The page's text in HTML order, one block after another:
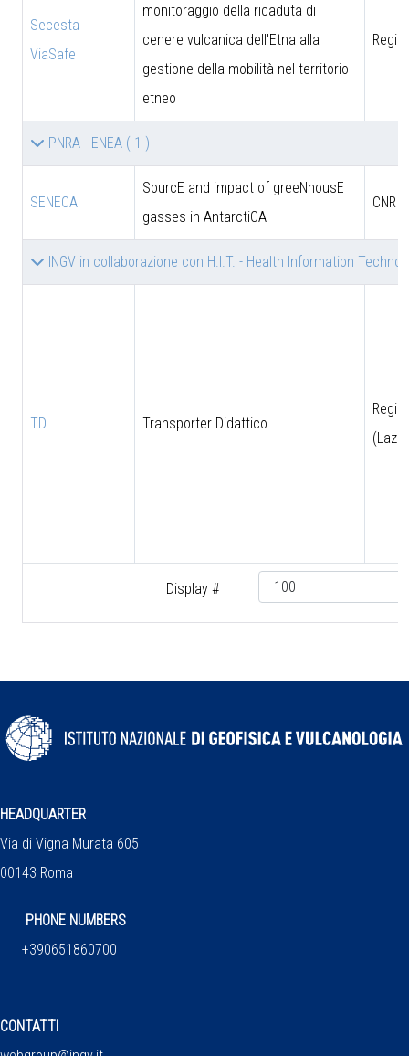
Display #
Secesta
ViaSafe
monitoraggio della ricaduta di
cenere vulcanica dell'Etna alla
gestione della mobilità nel territorio
etneo
PNRA - ENEA ( 1 )
SENECA
SourcE and impact of greeNhousE
gasses in AntarctiCA
CNR
INGV in collaborazione con H.I.T. - Health Information
TD Transporter Didattico
HEADQUARTER
Via di Vigna Murata 605
00143 Roma
PHONE NUMBERS
+390651860700
CONTATTI